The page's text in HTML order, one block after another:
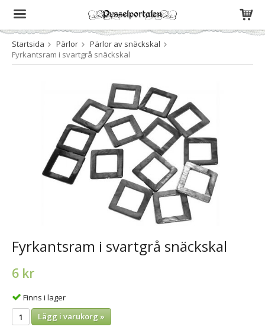
Produkten har blivit tillagd i varukorgen
Startsida Pärlor
Pärlor av snäckskal
Fyrkantsram i svartgrå snäckskal
Fyrkantsram i svartgrå snäckskal
6 kr
Finns i lager
Lägg i varukorg »